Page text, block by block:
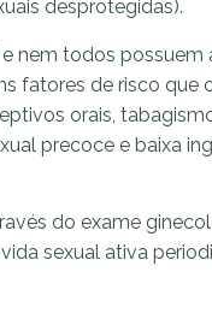
desprotegidas).
nem todos possuem
fatores de risco que
orais,
precoce e baixa
do exame
sexual ativa